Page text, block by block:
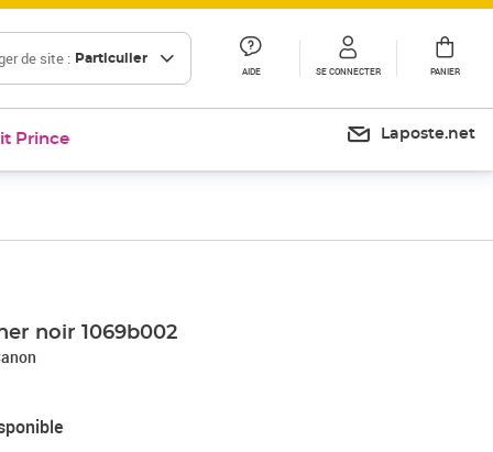
de site : Particulier
AIDE SE CONNECTER PANIER
Prince Laposte.net
noir 1069b002